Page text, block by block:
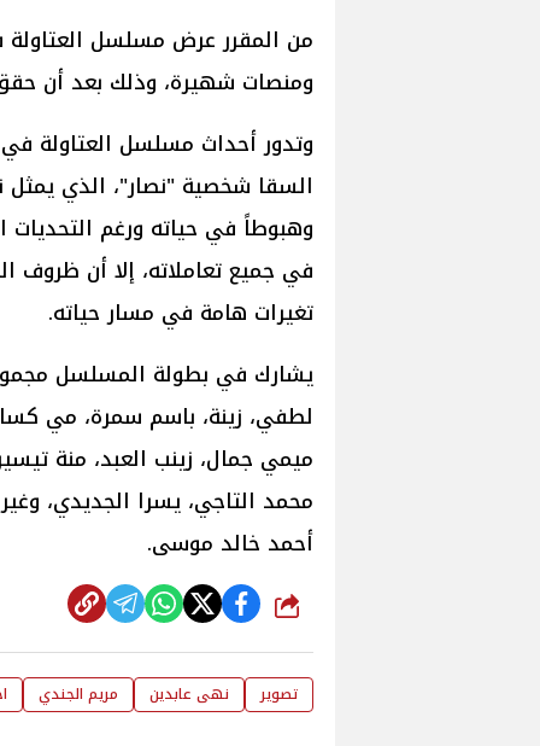
من المقرر عرض مسلسل
ومنصات شهيرة، وذلك بعد أن حقق
وتدور أحداث مسلسل العتاولة
السقا شخصية "نصار"، الذي يمثل
وهبوطاً في حياته ورغم التحديات
في جميع تعاملاته، إلا أن ظروف
تغيرات هامة في مسار حياته.
يشارك في بطولة المسلسل
لطفي، زينة، باسم سمرة، مي
ميمي جمال، زينب العبد، منة
محمد التاجي، يسرا الجديدي،
أحمد خالد موسى.
شارك
تصوير نهى عابدين مريم الجندي